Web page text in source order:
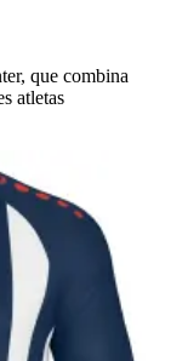
que combina
atletas